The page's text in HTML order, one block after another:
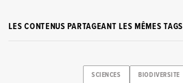
LES CONTENUS PARTAGEANT LES MÊMES TAGS
SCIENCES BIODIVERSITE